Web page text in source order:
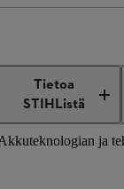
Tietoa
STIHListä
and global work
ja